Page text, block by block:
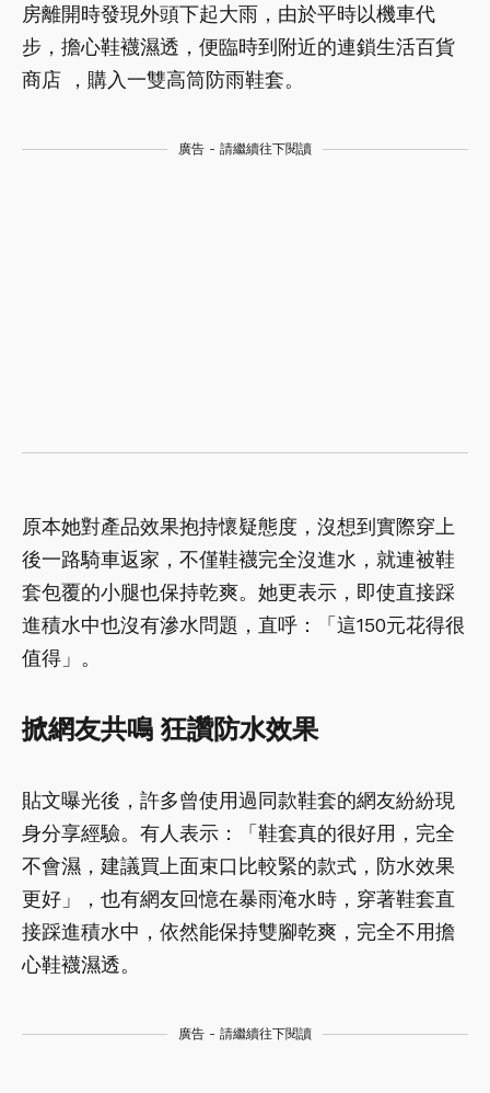
房離開時發現外頭下起大雨，由於平時以機車代
步，擔心鞋襪濕透，便臨時到附近的連鎖生活百貨
商店 ，購入一雙高筒防雨鞋套。
廣告 - 請繼續往下閱讀
原本她對產品效果抱持懷疑態度，沒想到實際穿上
後一路騎車返家，不僅鞋襪完全沒進水，就連被鞋
套包覆的小腿也保持乾爽。她更表示，即使直接踩
進積水中也沒有滲水問題，直呼：「這150元花得很
值得」。
掀網友共鳴 狂讚防水效果
貼文曝光後，許多曾使用過同款鞋套的網友紛紛現
身分享經驗。有人表示：「鞋套真的很好用，完全
不會濕，建議買上面束口比較緊的款式，防水效果
更好」，也有網友回憶在暴雨淹水時，穿著鞋套直
接踩進積水中，依然能保持雙腳乾爽，完全不用擔
心鞋襪濕透。
廣告 - 請繼續往下閱讀